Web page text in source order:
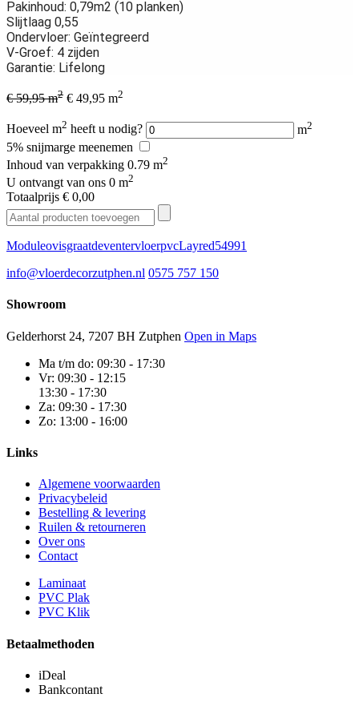
Pakinhoud: 0,79m2 (10 planken)
Slijtlaag 0,55
Ondervloer: Geïntegreerd
V-Groef: 4 zijden
Garantie: Lifelong
€ 59,95 m2 € 49,95 m2
Hoeveel m2 heeft u nodig? m2
5% snijmarge meenemen
Inhoud van verpakking 0.79 m2
U ontvangt van ons 0 m2
Totaalprijs € 0,00
ModuleovisgraatdeventervloerpvcLayred54991
info@vloerdecorzutphen.nl 0575 757 150
Showroom
Gelderhorst 24, 7207 BH Zutphen Open in Maps
Ma t/m do: 09:30 - 17:30
Vr: 09:30 - 12:15
13:30 - 17:30
Za: 09:30 - 17:30
Zo: 13:00 - 16:00
Links
Algemene voorwaarden
Privacybeleid
Bestelling & levering
Ruilen & retourneren
Over ons
Contact
Laminaat
PVC Plak
PVC Klik
Betaalmethoden
iDeal
Bankcontant